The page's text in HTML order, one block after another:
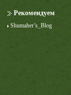
Рекомендуем
Shumaher’s_Blog